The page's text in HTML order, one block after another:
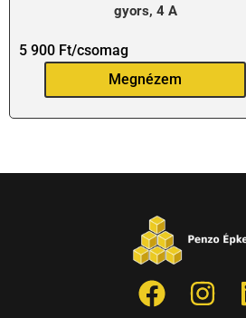
gyors, 4 A
5 900 Ft/csomag
Megnézem